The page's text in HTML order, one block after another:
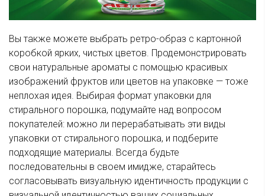
Вы также можете выбрать ретро-образ с картонной
коробкой ярких, чистых цветов. Продемонстрировать
свои натуральные ароматы с помощью красивых
изображений фруктов или цветов на упаковке — тоже
неплохая идея. Выбирая формат упаковки для
стирального порошка, подумайте над вопросом
покупателей: можно ли перерабатывать эти виды
упаковки от стирального порошка, и подберите
подходящие материалы. Всегда будьте
последовательны в своем имидже, старайтесь
согласовывать визуальную идентичность продукции с